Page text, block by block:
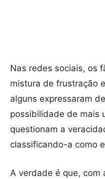
Nas redes sociais, os
mistura de frustração
alguns expressaram
possibilidade de mais
questionam a
classificando-a como
A verdade é que, com